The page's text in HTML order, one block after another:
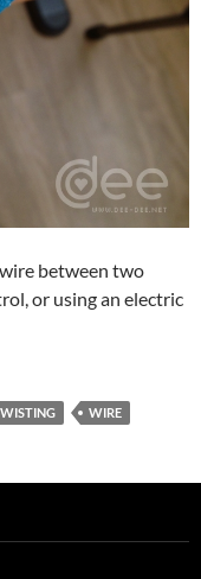
between two
or using an electric
WIRE